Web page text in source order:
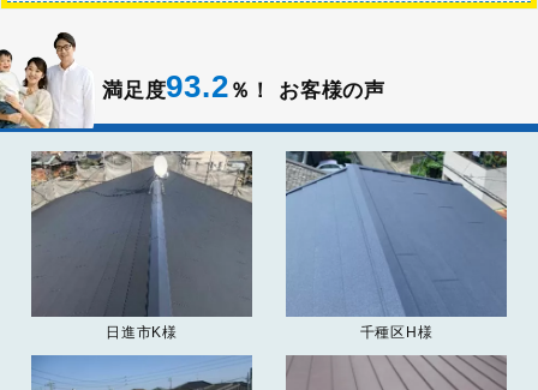
満足度93.2 ％！ お客様の声
日進市K様 千種区H様